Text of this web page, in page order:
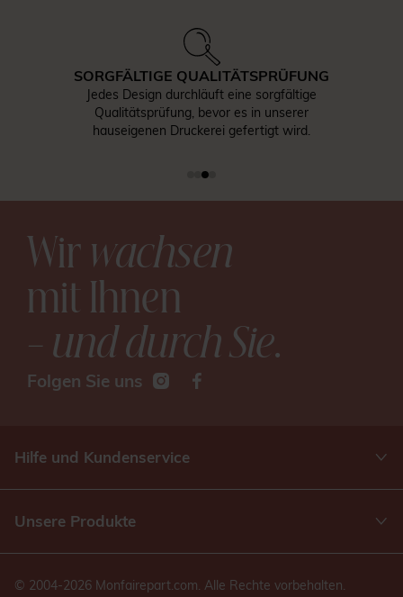
SORGFÄLTIGE QUALITÄTSPRÜFUNG
Jedes Design durchläuft eine sorgfältige
Qualitätsprüfung, bevor es in unserer
hauseigenen Druckerei gefertigt wird.
Wirwachsen
mit Ihnen
– und durch Sie.
Folgen Sie uns
Hilfe und Kundenservice
Unsere Produkte
© 2004-2026 Monfairepart.com. Alle Rechte vorbehalten.